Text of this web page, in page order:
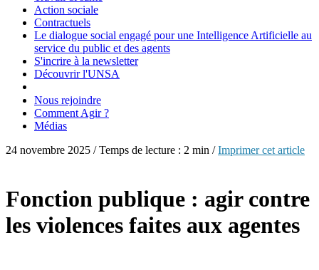
Action sociale
Contractuels
Le dialogue social engagé pour une Intelligence Artificielle au
service du public et des agents
S'incrire à la newsletter
Découvrir l'UNSA
Nous rejoindre
Comment Agir ?
Médias
24 novembre 2025 / Temps de lecture : 2 min /Imprimer cet article
Fonction publique : agir contre
les violences faites aux agentes